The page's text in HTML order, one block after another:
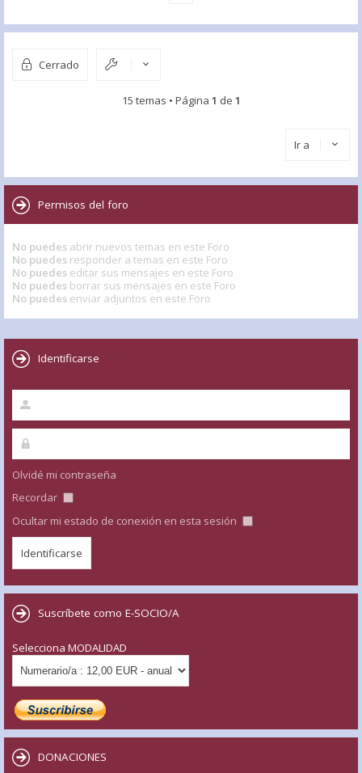
Cerrado
15 temas • Página 1 de 1
Ir a
Permisos del foro
No puedes abrir nuevos temas en este Foro
No puedes responder a temas en este Foro
No puedes editar sus mensajes en este Foro
No puedes borrar sus mensajes en este Foro
No puedes enviar adjuntos en este Foro
Identificarse
Olvidé mi contraseña
Recordar
Ocultar mi estado de conexión en esta sesión
Suscríbete como E-SOCIO/A
Selecciona MODALIDAD
DONACIONES